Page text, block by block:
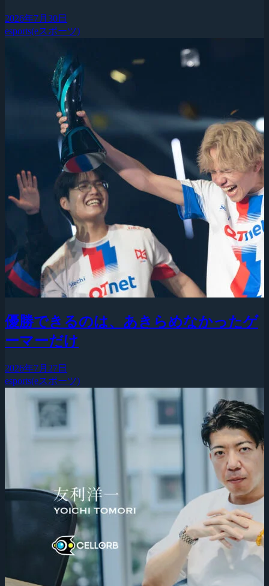
2026年7月30日
esports(eスポーツ)
優勝できるのは、あきらめなかったゲ
ーマーだけ
2026年7月27日
esports(eスポーツ)